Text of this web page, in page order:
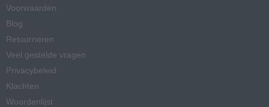
Voorwaarden
Blog
Retourneren
Veel gestelde vragen
Privacybeleid
Klachten
Woordenlijst